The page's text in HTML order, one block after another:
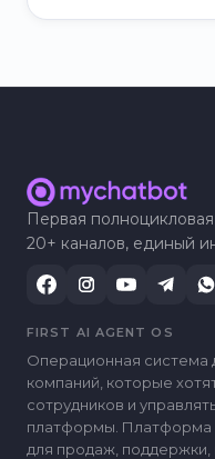
Первая
20+ каналов, единый
FIRST AI AGENT OS
Операционная система
компаний, которые
сотрудников и
платформы. Платформа
для продаж, поддержки,